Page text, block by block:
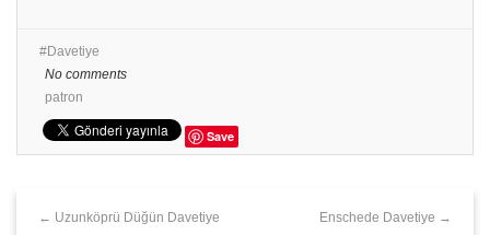
Davetiye
No comments
patron
Save
← Uzunköprü Düğün Davetiye Enschede Davetiye →